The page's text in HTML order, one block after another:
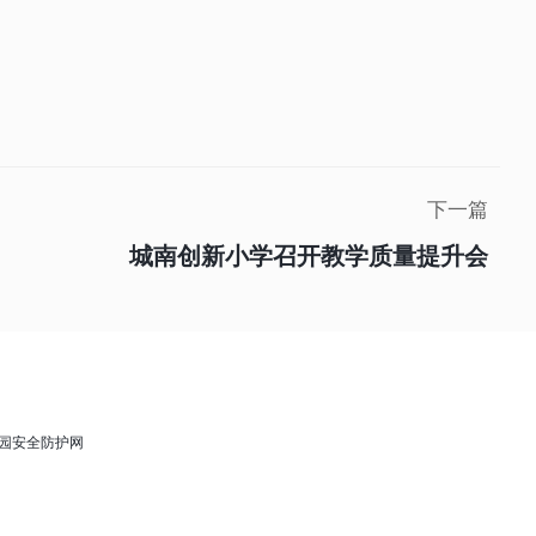
下一篇
城南创新小学召开教学质量提升会